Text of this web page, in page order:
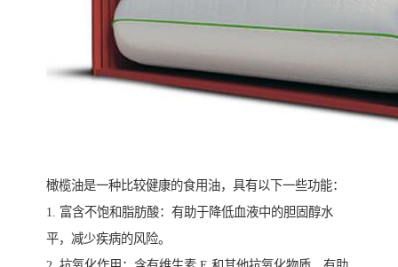
橄榄油是一种比较健康的食用油，具有以下一些功能：
1. 富含不饱和脂肪酸：有助于降低血液中的胆固醇水
平，减少疾病的风险。